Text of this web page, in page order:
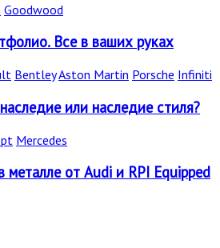
Goodwood
Все в ваших руках
BentleyAston Martin Porsche Infiniti
или наследие стиля?
Mercedes
металле от Audi и RPI Equipped